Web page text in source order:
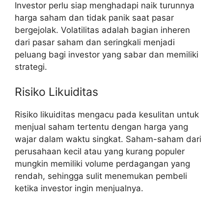
Investor perlu siap menghadapi naik turunnya
harga saham dan tidak panik saat pasar
bergejolak. Volatilitas adalah bagian inheren
dari pasar saham dan seringkali menjadi
peluang bagi investor yang sabar dan memiliki
strategi.
Risiko Likuiditas
Risiko likuiditas mengacu pada kesulitan untuk
menjual saham tertentu dengan harga yang
wajar dalam waktu singkat. Saham-saham dari
perusahaan kecil atau yang kurang populer
mungkin memiliki volume perdagangan yang
rendah, sehingga sulit menemukan pembeli
ketika investor ingin menjualnya.